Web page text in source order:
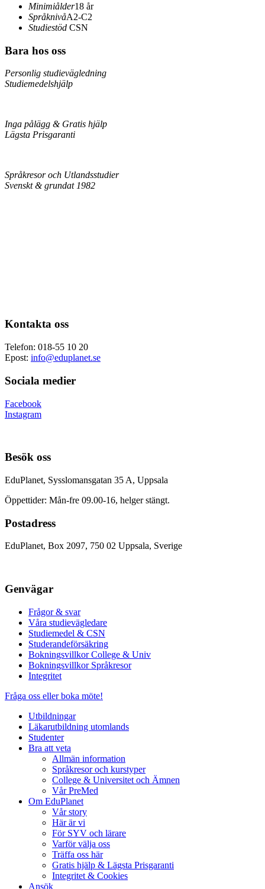
Minimiålder18 år
SpråknivåA2-C2
Studiestöd CSN
Bara hos oss
Personlig studievägledning
Studiemedelshjälp
Inga pålägg & Gratis hjälp
Lägsta Prisgaranti
Språkresor och Utlandsstudier
Svenskt & grundat 1982
Kontakta oss
Telefon: 018-55 10 20
Epost: info@eduplanet.se
Sociala medier
Facebook
Instagram
Besök oss
EduPlanet, Sysslomansgatan 35 A, Uppsala
Öppettider: Mån-fre 09.00-16, helger stängt.
Postadress
EduPlanet, Box 2097, 750 02 Uppsala, Sverige
Genvägar
Frågor & svar
Våra studievägledare
Studiemedel & CSN
Studerandeförsäkring
Bokningsvillkor College & Univ
Bokningsvillkor Språkresor
Integritet
Fråga oss eller boka möte!
Utbildningar
Läkarutbildning utomlands
Studenter
Bra att veta
Allmän information
Språkresor och kurstyper
College & Universitet och Ämnen
Vår PreMed
Om EduPlanet
Vår story
Här är vi
För SYV och lärare
Varför välja oss
Träffa oss här
Gratis hjälp & Lägsta Prisgaranti
Integritet & Cookies
Ansök